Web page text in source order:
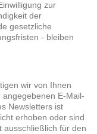
zur
der
gesetzliche
- bleiben
wir von Ihnen
E-Mail-
Newsletters ist
erhoben oder sind
ausschließlich für den